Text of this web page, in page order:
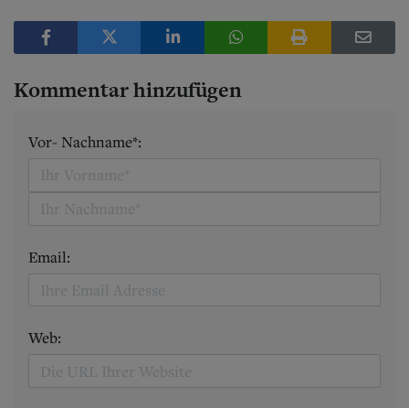
Kommentar hinzufügen
Vor- Nachname*:
Email:
Web: